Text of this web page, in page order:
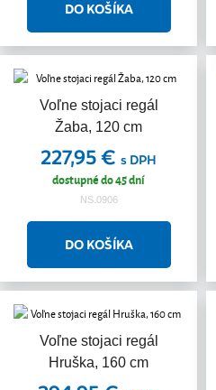
Voľne stojaci regál
Žaba, 120 cm
227,95 € s DPH
dostupné do 45 dní
NS.0906
Voľne stojaci regál
Hruška, 160 cm